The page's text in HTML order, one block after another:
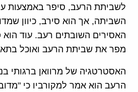
לשביתת הרעב, סיפר באמצעות
השביתה, אך הוא סירב, כיוון
האסירים השובתים רעב. עוד הוא
מפר את שביתת הרעב ואוכל
האסטרטגיה של מרוואן ברגותי
הרעב הוא אמר למקורביו כי